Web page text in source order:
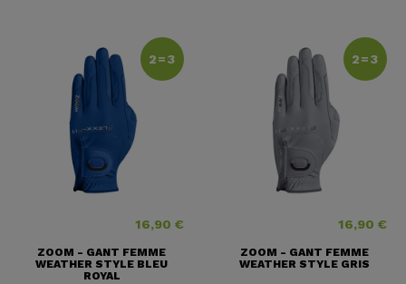
2=3
Prix
16,90 €
ZOOM - GANT FEMME
WEATHER STYLE BLEU
ROYAL
2=3
Prix
16,90 €
ZOOM - GANT FEMME
WEATHER STYLE GRIS